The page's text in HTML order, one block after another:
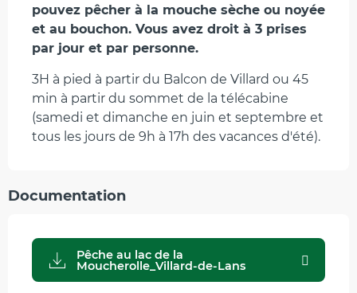
pouvez pêcher à la mouche sèche ou noyée
et au bouchon. Vous avez droit à 3 prises
par jour et par personne.
3H à pied à partir du Balcon de Villard ou 45
min à partir du sommet de la télécabine
(samedi et dimanche en juin et septembre et
tous les jours de 9h à 17h des vacances d'été).
Documentation
Pêche au lac de la
Moucherolle_Villard-de-Lans